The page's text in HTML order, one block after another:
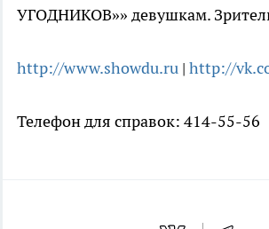
УГОДНИКОВ»» девушкам.
http://www.showdu.ru | http://
Телефон для справок: 414-55-56